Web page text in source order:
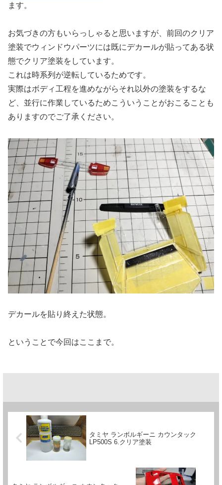
ます。
お気づきの方もいらっしゃると思いますが、前回のクリア
塗装でウィンドウパーツには既にデカールが貼ってある状
態でクリア塗装をしています。
これは時系列が逆転しているためです。
実際はボディ工程を進めながらそれ以外の塗装をするな
ど、並行に作業しているためこういうことがおこることも
ありますのでご了承ください。
デカールを貼り終えた状態。
ということで今回はここまで。
タミヤ ランボルギーニ カウンタック
LP500S 6.クリア塗装